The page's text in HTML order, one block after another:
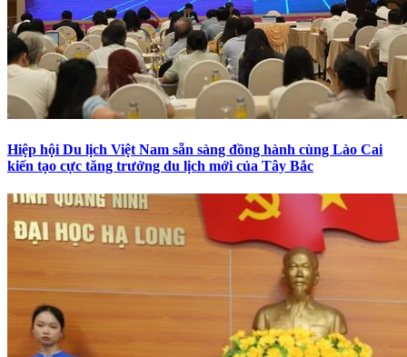
Hiệp hội Du lịch Việt Nam sẵn sàng đồng hành cùng Lào Cai
kiến tạo cực tăng trưởng du lịch mới của Tây Bắc